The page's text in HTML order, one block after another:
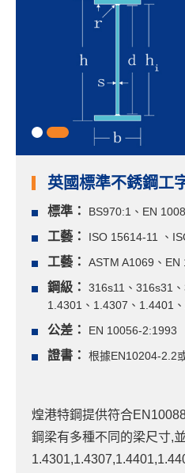
英國標準不銹鋼工
標準： BS970:1、EN
工藝： ISO 15614-11 、
工藝： ASTM A1069、EN
鋼級：
316s11、316s31
1.4301、1.4307、1.4401
公差： EN 10056-2:1993
證書： 根據EN10204-2.2
煌港特鋼提供符合
鋼梁有多種不同的梁尺寸,